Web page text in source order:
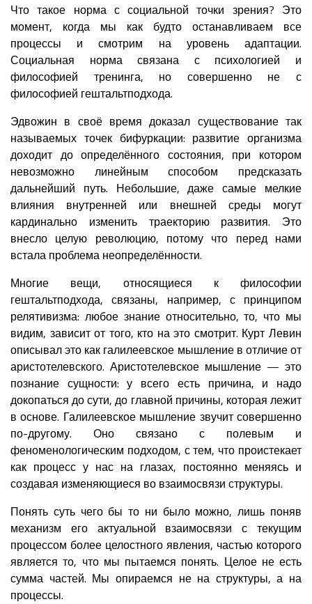
Что такое норма с социальной точки зрения? Это
момент, когда мы как будто останавливаем все
процессы и смотрим на уровень адаптации.
Социальная норма связана с психологией и
философией тренинга, но совершенно не с
философией гештальтподхода.
Эдвожин в своё время доказал существование так
называемых точек бифуркации: развитие организма
доходит до определённого состояния, при котором
невозможно линейным способом предсказать
дальнейший путь. Небольшие, даже самые мелкие
влияния внутренней или внешней среды могут
кардинально изменить траекторию развития. Это
внесло целую революцию, потому что перед нами
встала проблема неопределённости.
Многие вещи, относящиеся к философии
гештальтподхода, связаны, например, с принципом
релятивизма: любое знание относительно, то, что мы
видим, зависит от того, кто на это смотрит. Курт Левин
описывал это как галилеевское мышление в отличие от
аристотелевского. Аристотелевское мышление — это
познание сущности: у всего есть причина, и надо
докопаться до сути, до главной причины, которая лежит
в основе. Галилеевское мышление звучит совершенно
по-другому. Оно связано с полевым и
феноменологическим подходом, с тем, что проистекает
как процесс у нас на глазах, постоянно меняясь и
создавая изменяющиеся во взаимосвязи структуры.
Понять суть чего бы то ни было можно, лишь поняв
механизм его актуальной взаимосвязи с текущим
процессом более целостного явления, частью которого
является то, что мы пытаемся понять. Целое не есть
сумма частей. Мы опираемся не на структуры, а на
процессы.